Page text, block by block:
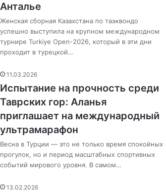
Анталье
Женская сборная Казахстана по таэквондо
успешно выступила на крупном международном
турнире Turkiye Open-2026, который в эти дни
проходит в турецкой…
11.03.2026
Испытание на прочность среди
Таврских гор: Аланья
приглашает на международный
ультрамарафон
Весна в Турции — это не только время спокойных
прогулок, но и период масштабных спортивных
событий мирового уровня. В самом…
13.02.2026